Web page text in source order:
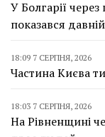
У Болгарії
показався
18:09 7 СЕРПНЯ, 2026
Частина Києва
18:03 7 СЕРПНЯ, 2026
На Рівненщині